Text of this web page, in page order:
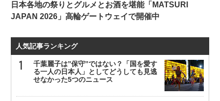
日本各地の祭りとグルメとお酒を堪能「MATSURI
JAPAN 2026」高輪ゲートウェイで開催中
人気記事ランキング
千葉麗子は”保守”ではない？「国を愛す
る一人の日本人」としてどうしても見逃
せなかった5つのニュース